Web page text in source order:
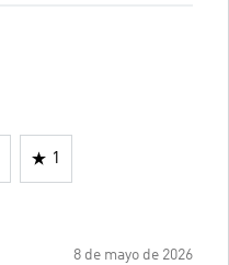
1
8 de mayo de 2026